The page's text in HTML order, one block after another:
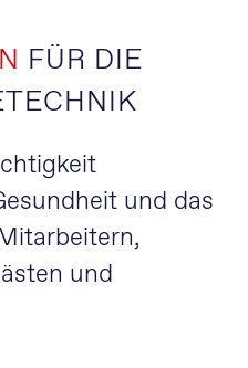
FÜR DIE
und das
und